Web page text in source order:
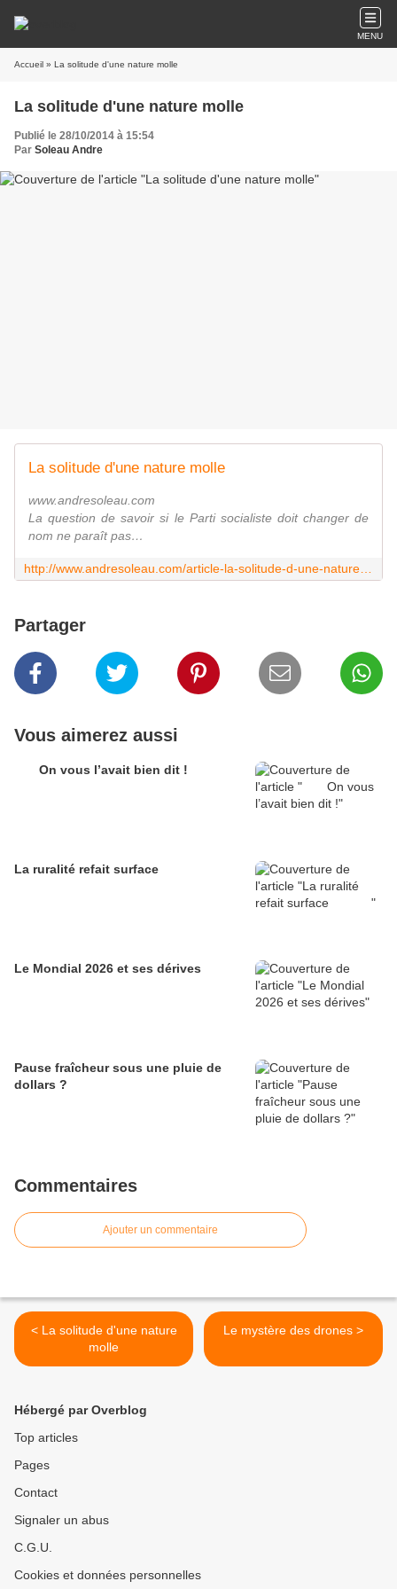
MENU
Accueil » La solitude d'une nature molle
La solitude d'une nature molle
Publié le 28/10/2014 à 15:54
Par Soleau Andre
La solitude d'une nature molle
www.andresoleau.com
La question de savoir si le Parti socialiste doit changer de
nom ne paraît pas…
Partager
Vous aimerez aussi
On vous l’avait bien dit !
Le Mondial 2026 et ses dérives
Pause fraîcheur sous une pluie de
dollars ?
Commentaires
Ajouter un commentaire
< La solitude d'une nature
molle
Le mystère des drones >
Hébergé par Overblog
Top articles
Pages
Contact
Signaler un abus
C.G.U.
Cookies et données personnelles